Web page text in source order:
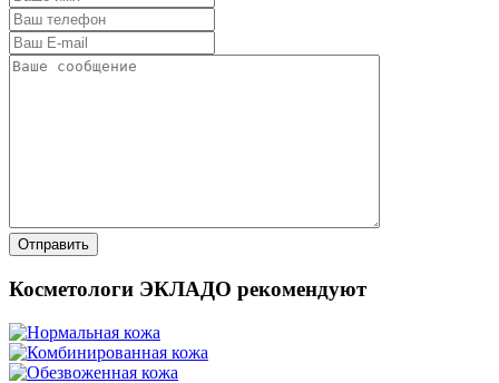
Косметологи ЭКЛАДО рекомендуют